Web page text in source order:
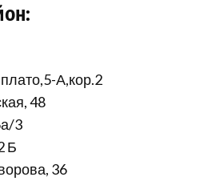
А,кор.2
48
3
Б
36